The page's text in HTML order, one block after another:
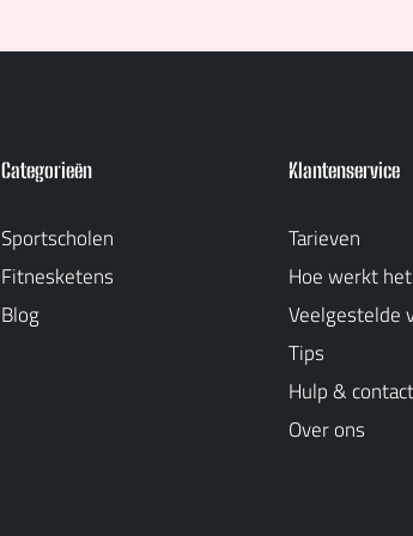
Categorieën
Sportscholen
Fitnesketens
Blog
Klantenservice
Tarieven
Hoe werkt het
Veelgestelde
Tips
Hulp & contact
Over ons